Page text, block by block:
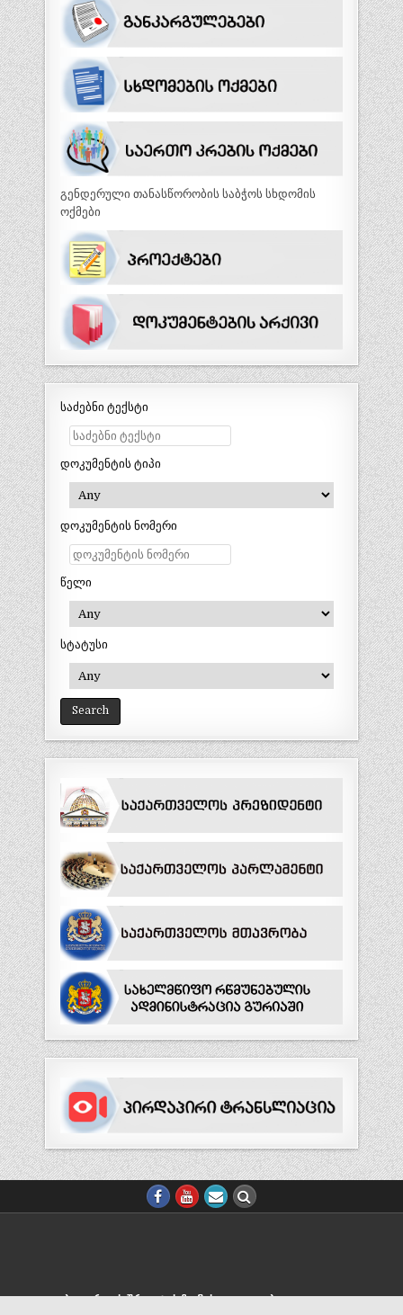
გენდერული თანასწორობის საბჭოს სხდომის
ოქმები
საძებნი ტექსტი
დოკუმენტის ტიპი
დოკუმენტის ნომერი
წელი
სტატუსი
ᲕᲔᲑ.ᲒᲕᲔᲠᲓᲘᲡ ᲨᲠᲘᲤᲢᲘᲡ ᲖᲝᲛᲘᲡ ᲪᲕᲚᲘᲚᲔᲑᲐ